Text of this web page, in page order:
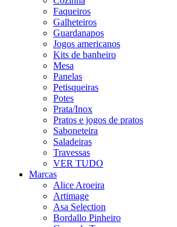
Faqueiros
Galheteiros
Guardanapos
Jogos americanos
Kits de banheiro
Mesa
Panelas
Petisqueiras
Potes
Prata/Inox
Pratos e jogos de pratos
Saboneteira
Saladeiras
Travessas
VER TUDO
Marcas
Alice Aroeira
Artimage
Asa Selection
Bordallo Pinheiro